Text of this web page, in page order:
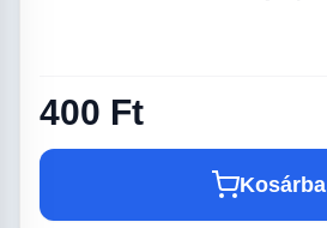
400 Ft
Kosárba